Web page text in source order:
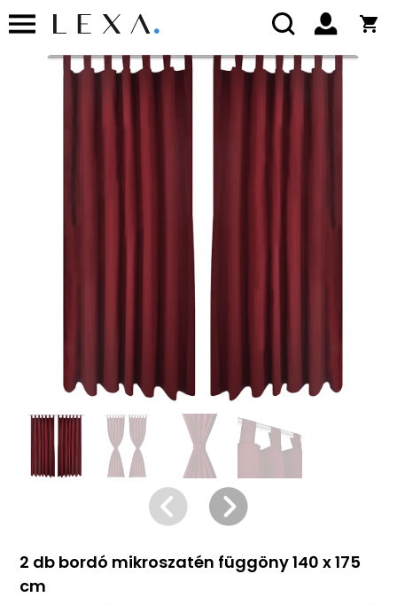
2 db bordó mikroszatén függöny 140 x 175
cm